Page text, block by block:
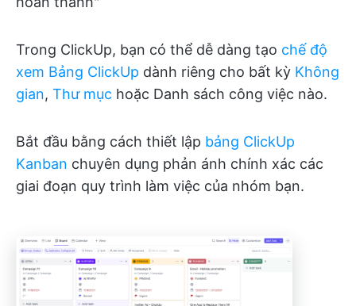
Trong ClickUp, bạn có thể dễ dàng tạo chế độ
xem Bảng ClickUp dành riêng cho bất kỳ Không
gian, Thư mục hoặc Danh sách công việc nào.
Bắt đầu bằng cách thiết lập bảng ClickUp
Kanban chuyên dụng phản ánh chính xác các
giai đoạn quy trình làm việc của nhóm bạn.